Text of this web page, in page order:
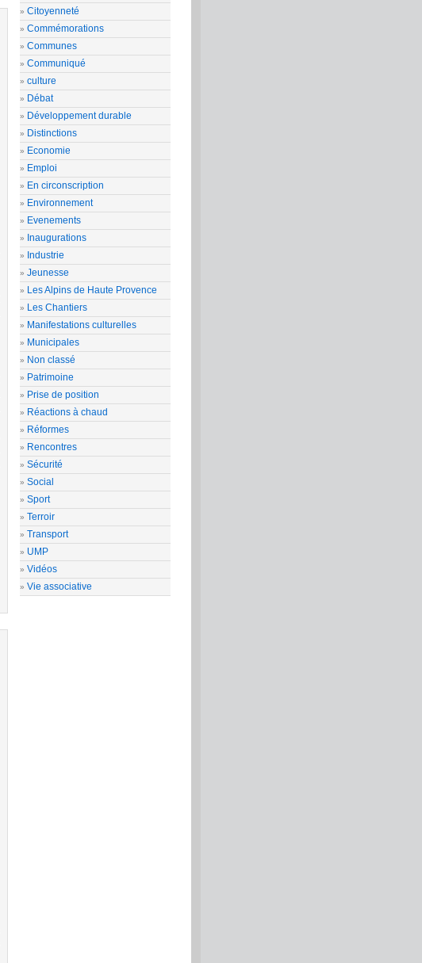
Citoyenneté
Commémorations
Communes
Communiqué
culture
Débat
Développement durable
Distinctions
Economie
Emploi
En circonscription
Environnement
Evenements
Inaugurations
Industrie
Jeunesse
Les Alpins de Haute Provence
Les Chantiers
Manifestations culturelles
Municipales
Non classé
Patrimoine
Prise de position
Réactions à chaud
Réformes
Rencontres
Sécurité
Social
Sport
Terroir
Transport
UMP
Vidéos
Vie associative